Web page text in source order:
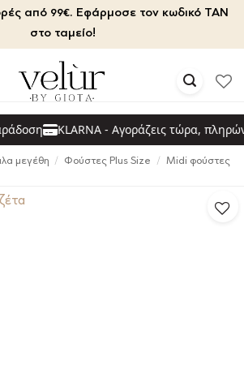
από 99€. Εφάρμοσε τον κωδικό TAN
στο ταμείο!
KLARNA - Αγοράζεις τώρα,
μεγέθη / Φούστες Plus Size / Midi φούστες